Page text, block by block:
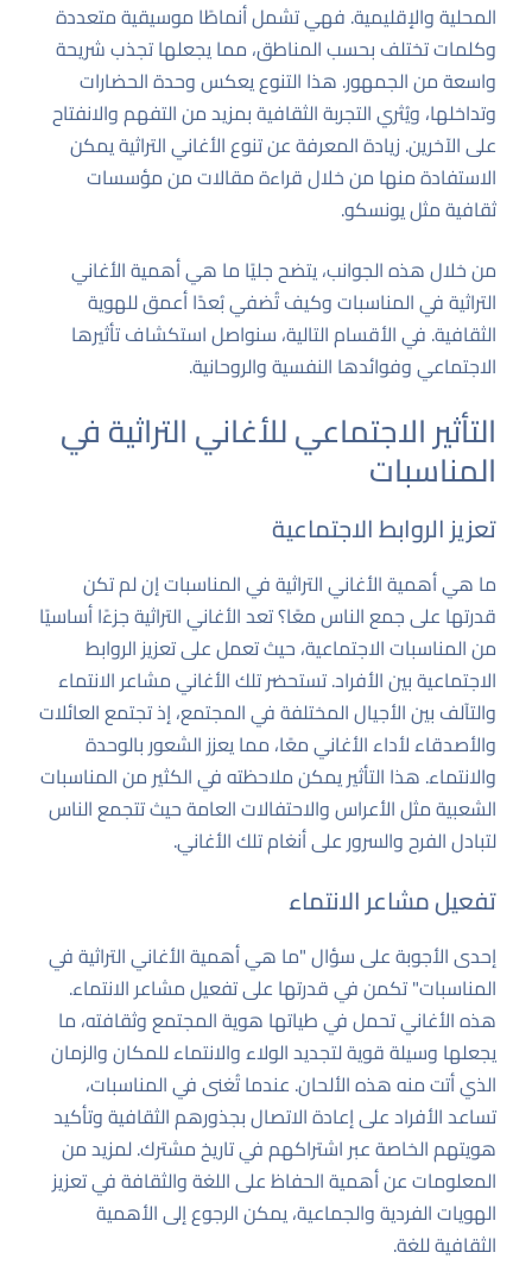
المحلية والإقليمية. فهي تشمل أنماطًا موسيقية متعددة
وكلمات تختلف بحسب المناطق، مما يجعلها تجذب شريحة
واسعة من الجمهور. هذا التنوع يعكس وحدة الحضارات
وتداخلها، ويُثري التجربة الثقافية بمزيد من التفهم والانفتاح
على الآخرين. زيادة المعرفة عن تنوع الأغاني التراثية يمكن
الاستفادة منها من خلال قراءة مقالات من مؤسسات
ثقافية مثليونسكو.
من خلال هذه الجوانب، يتضح جليًا ما هي أهمية الأغاني
التراثية في المناسبات وكيف تُضفي بُعدًا أعمق للهوية
الثقافية. في الأقسام التالية، سنواصل استكشاف تأثيرها
الاجتماعي وفوائدها النفسية والروحانية.
التأثير الاجتماعي للأغاني التراثية في
المناسبات
تعزيز الروابط الاجتماعية
ما هي أهمية الأغاني التراثية في المناسبات إن لم تكن
قدرتها على جمع الناس معًا؟ تعد الأغاني التراثية جزءًا أساسيًا
من المناسبات الاجتماعية، حيث تعمل على تعزيز الروابط
الاجتماعية بين الأفراد. تستحضر تلك الأغاني مشاعر الانتماء
والتآلف بين الأجيال المختلفة في المجتمع، إذ تجتمع العائلات
والأصدقاء لأداء الأغاني معًا، مما يعزز الشعور بالوحدة
والانتماء. هذا التأثير يمكن ملاحظته في الكثير من المناسبات
الشعبية مثل الأعراس والاحتفالات العامة حيث تتجمع الناس
لتبادل الفرح والسرور على أنغام تلك الأغاني.
تفعيل مشاعر الانتماء
إحدى الأجوبة على سؤال "ما هي أهمية الأغاني التراثية في
المناسبات" تكمن في قدرتها على تفعيل مشاعر الانتماء.
هذه الأغاني تحمل في طياتها هوية المجتمع وثقافته، ما
يجعلها وسيلة قوية لتجديد الولاء والانتماء للمكان والزمان
الذي أتت منه هذه الألحان. عندما تُغنى في المناسبات،
تساعد الأفراد على إعادة الاتصال بجذورهم الثقافية وتأكيد
هويتهم الخاصة عبر اشتراكهم في تاريخ مشترك. لمزيد من
المعلومات عن أهمية الحفاظ على اللغة والثقافة في تعزيز
الهويات الفردية والجماعية، يمكن الرجوع إلىالأهمية
الثقافية للغة.